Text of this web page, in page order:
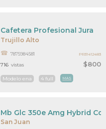
Trujillo Alto
$800
Cafetera Profesional Jura
7875984581
Modelo ena 4 full MAS
716 vistas
PR31412483
San Juan
Mb Glc 350e Amg Hybrid